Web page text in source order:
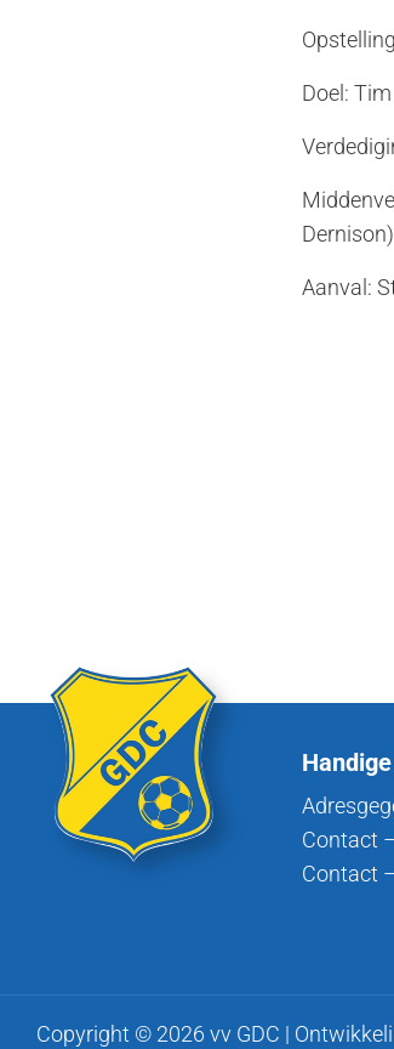
Doel:
Dernison)
Aanval:
Contact
Contact
Copyright © 2026 vv GDC |